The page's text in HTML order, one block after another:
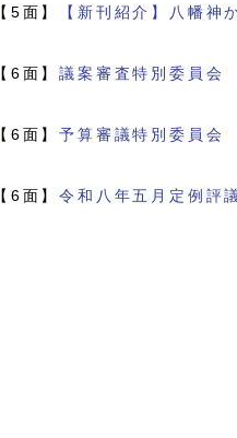
【5面】 【新刊紹介】八幡
【6面】議案審査特別委員会
【6面】予算審議特別委員会
【6面】令和八年五月定例評